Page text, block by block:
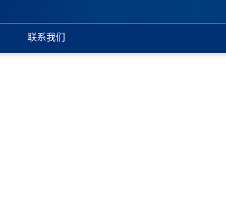
联系我们